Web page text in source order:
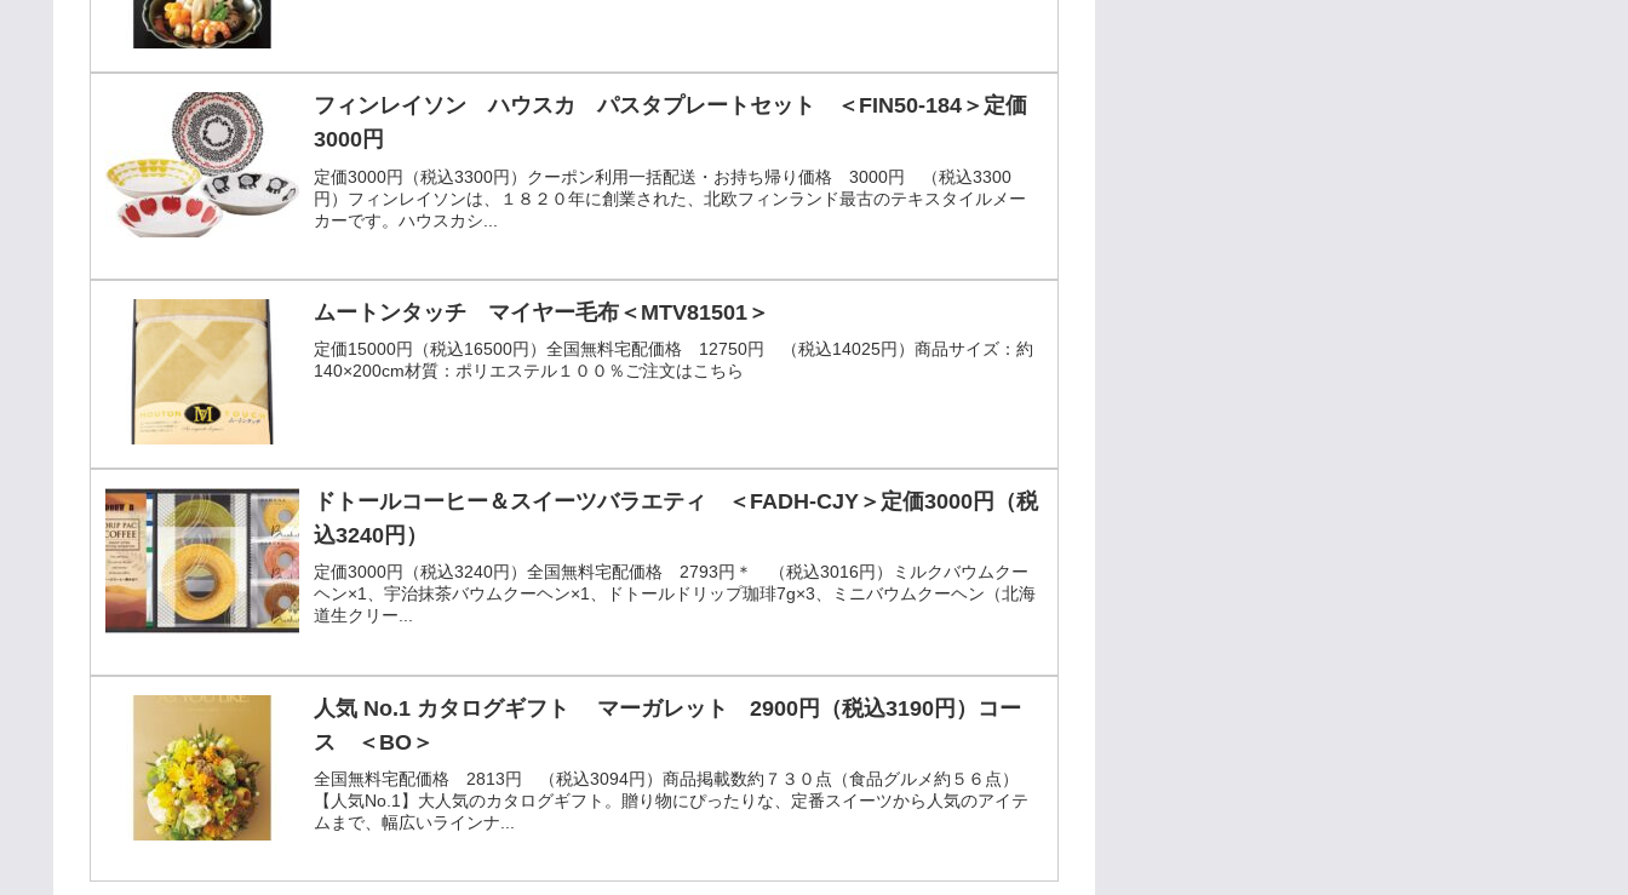
フィンレイソン ハウスカ パスタプレートセット ＜FIN50-184＞定価
3000円
定価3000円（税込3300円）クーポン利用一括配送・お持ち帰り価格 3000円 （税込3300
円）フィンレイソンは、１８２０年に創業された、北欧フィンランド最古のテキスタイルメー
カーです。ハウスカシ...
ムートンタッチ マイヤー毛布＜MTV81501＞
定価15000円（税込16500円）全国無料宅配価格 12750円 （税込14025円）商品サイズ：約
140×200cm材質：ポリエステル１００％ご注文はこちら
ドトールコーヒー＆スイーツバラエティ ＜FADH-CJY＞定価3000円（税
込3240円）
定価3000円（税込3240円）全国無料宅配価格 2793円＊ （税込3016円）ミルクバウムクー
ヘン×1、宇治抹茶バウムクーヘン×1、ドトールドリップ珈琲7g×3、ミニバウムクーヘン（北海
道生クリー...
人気 No.1 カタログギフト マーガレット 2900円（税込3190円）コー
ス ＜BO＞
全国無料宅配価格 2813円 （税込3094円）商品掲載数約７３０点（食品グルメ約５６点）
【人気No.1】大人気のカタログギフト。贈り物にぴったりな、定番スイーツから人気のアイテ
ムまで、幅広いラインナ...